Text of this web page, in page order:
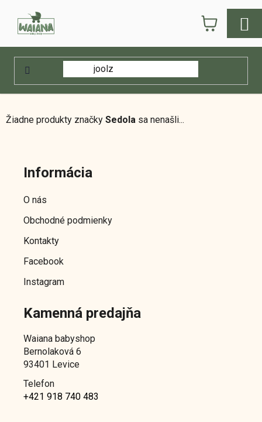
obsah
KOŠÍK
Sedola
Žiadne produkty značky Sedola sa nenašli...
Informácia
O nás
Obchodné podmienky
Kontakty
Facebook
Instagram
Kamenná predajňa
Waiana babyshop
Bernolaková 6
93401 Levice
Telefon
+421 918 740 483